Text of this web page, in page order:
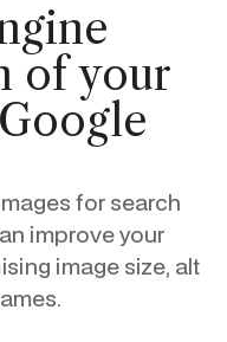
of your
for search
improve your
image size, alt